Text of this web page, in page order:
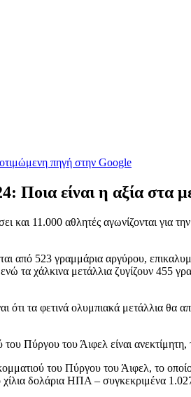
πηγή στην Google
Ποια είναι η αξία στα
και 11.000 αθλητές αγωνίζονται για
από 523 γραμμάρια αργύρου,
τα χάλκινα μετάλλια ζυγίζουν 455
ότι τα φετινά ολυμπιακά μετάλλια
Πύργου του Άιφελ είναι
του Πύργου του Άιφελ, το
δολάρια ΗΠΑ – συγκεκριμένα